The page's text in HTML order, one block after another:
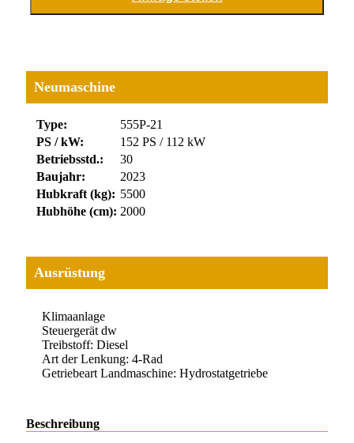
Neumaschine
Type:
555P-21
PS / kW:
152 PS / 112 kW
Betriebsstd.:
30
Baujahr:
2023
Hubkraft (kg): 5500
Hubhöhe (cm): 2000
Ausrüstung
Klimaanlage
Steuergerät dw
Treibstoff: Diesel
Art der Lenkung: 4-Rad
Getriebeart Landmaschine: Hydrostatgetriebe
Beschreibung